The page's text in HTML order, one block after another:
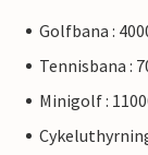
Golfbana :
Tennisbana :
Minigolf :